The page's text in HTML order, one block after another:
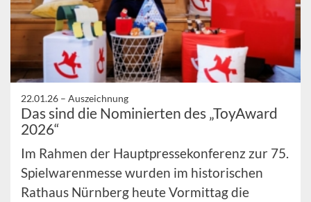
22.01.26 – Auszeichnung
Das sind die Nominierten des „ToyAward
2026“
Im Rahmen der Hauptpressekonferenz zur 75.
Spielwarenmesse wurden im historischen
Rathaus Nürnberg heute Vormittag die